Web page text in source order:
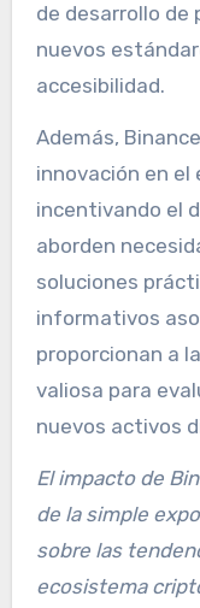
de desarrollo
nuevos
accesibilidad.
Además,
innovación en el
incentivando el
aborden
soluciones
informativos
proporcionan a
valiosa para
nuevos activos
El impacto de
de la simple
sobre las
ecosistema